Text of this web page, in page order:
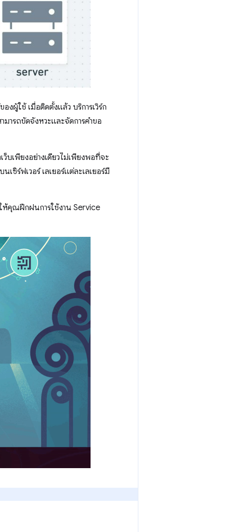
องผู้ใช้ เมื่อติดตั้งแล้ว บริการเวิร์ก
มารถขัดจังหวะและจัดการคําขอ
ว็บเพียงอย่างเดียวไม่เพียงพอที่จะ
ซิร์ฟเวอร์ เลเยอร์แต่ละเลเยอร์มี
ให้คุณฝึกฝนการใช้งาน Service